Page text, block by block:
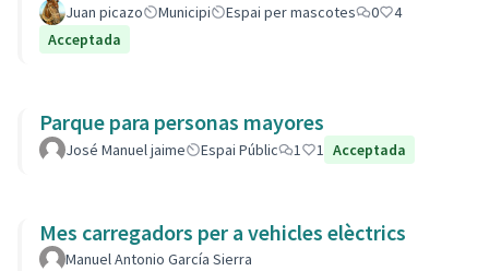
Juan picazo Municipi Espai per mascotes 0
4
Acceptada
Parque para personas mayores
José Manuel jaime Espai Públic 1 1 Acceptada
Mes carregadors per a vehicles elèctrics
Manuel Antonio García Sierra